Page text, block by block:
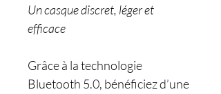
Un casque discret, léger et
efficace
Grâce à la technologie
Bluetooth 5.0, bénéficiez d’une